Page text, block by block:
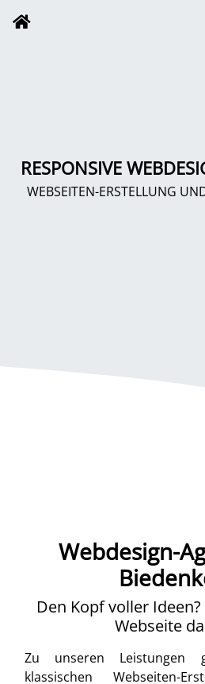
RESPONSIVE
WEBSEITEN-ERSTELLUNG
Webdesign-
Den Kopf voller
Webseite
Zu unseren Leistungen
klassischen Webseiten-